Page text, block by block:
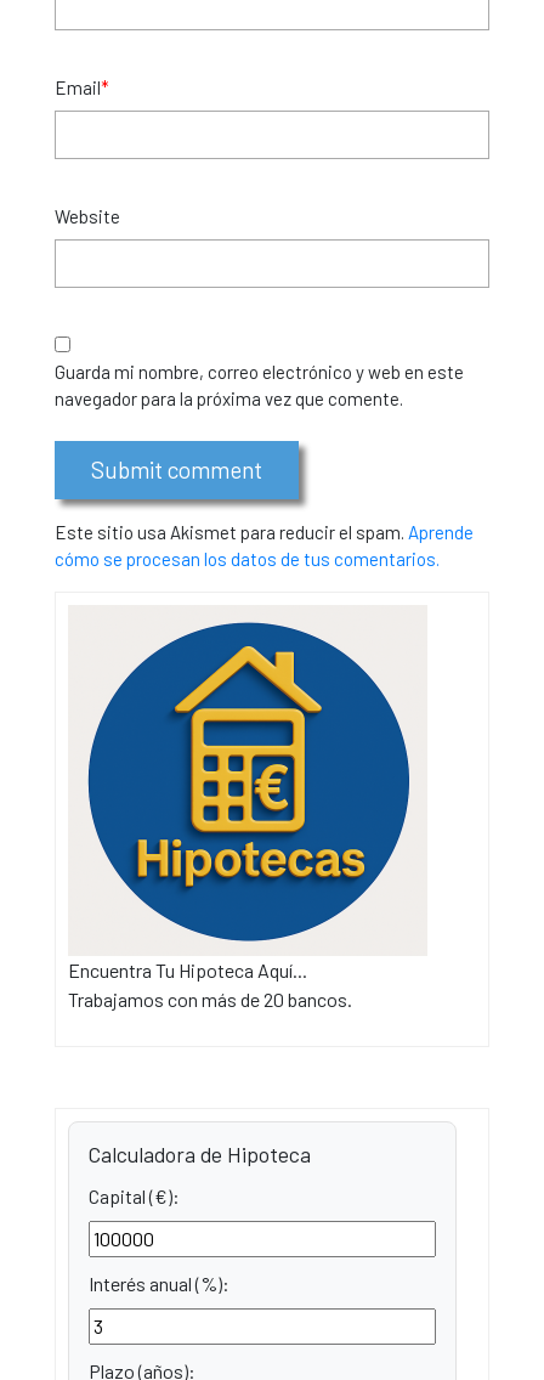
Email*
Website
Guarda mi nombre, correo electrónico y web en este
navegador para la próxima vez que comente.
Este sitio usa Akismet para reducir el spam. Aprende
cómo se procesan los datos de tus comentarios.
Encuentra Tu Hipoteca Aquí...
Trabajamos con más de 20 bancos.
Calculadora de Hipoteca
Capital (€):
Interés anual (%):
Plazo (años):